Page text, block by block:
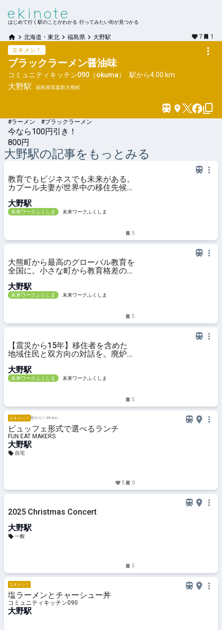
はじめて行く駅のことがわかる 行ってみたい街が見つかる
北海道・東北 福島県 大野駅 7
1
エキメシ！
ブラックラーメン醤油味
コミュニティキッチン090（okuma） 駅から4.00 km
大野駅 福島県双葉郡大熊町
#ラーメン #ブラックラーメン
今なら100円引き！
800円
大野駅の記事をもっとみる
教育でもビジネスでも未来がある。
カプール夫妻が世界中の移住先候補
大野駅
未来ワークふくしま 未来ワークふくしま
5
大熊町から最高のグローバル教育を
全国に。小さな町から教育格差の解
きな挑戦
大野駅
未来ワークふくしま 未来ワークふくしま
5
【震災から15年】移住者を含めた
地域住民と双方向の対話を。廃炉情
の今と未来
大野駅
未来ワークふくしま 未来ワークふくしま
5
エキメシ！ 駅から1.38 km
ビュッフェ形式で選べるランチ
FUN EAT MAKERS
大野駅
自宅
5 0
2025 Christmas Concert
大野駅
一般
5
エキメシ！
塩ラーメンとチャーシュー丼
コミュニティキッチン090
大野駅